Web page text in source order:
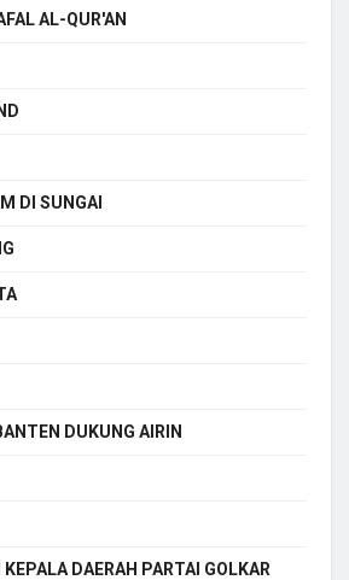
AL-QUR'AN
DI SUNGAI
DUKUNG AIRIN
DAERAH PARTAI GOLKAR